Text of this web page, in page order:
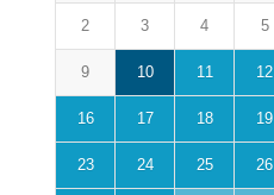
2 3 4 5
9 10 11 12
16 17 18 19
23 24 25 26